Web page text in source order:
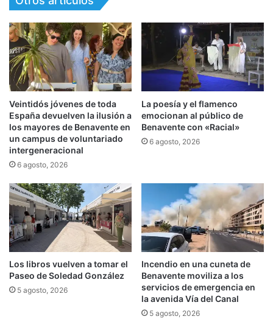
Veintidós jóvenes de toda
España devuelven la ilusión a
los mayores de Benavente en
un campus de voluntariado
intergeneracional
6 agosto, 2026
La poesía y el flamenco
emocionan al público de
Benavente con «Racial»
6 agosto, 2026
Los libros vuelven a tomar el
Paseo de Soledad González
5 agosto, 2026
Incendio en una cuneta de
Benavente moviliza a los
servicios de emergencia en
la avenida Vía del Canal
5 agosto, 2026